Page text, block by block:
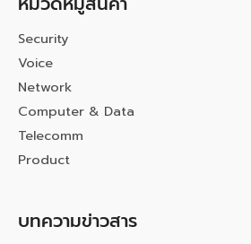
Security
Voice
Network
Computer & Data
Telecomm
Product
บทความข่าวสาร